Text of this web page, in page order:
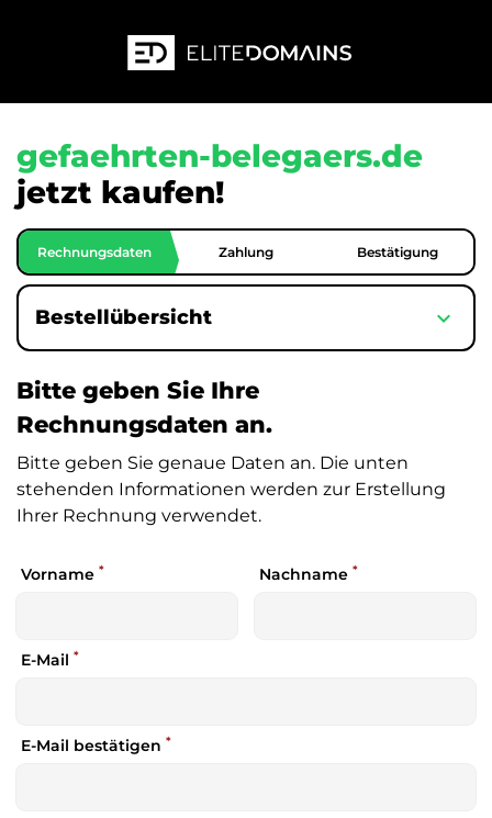
gefaehrten-belegaers.de
jetzt kaufen!
Rechnungsdaten Zahlung Bestätigung
Bestellübersicht expand_more
Bitte geben Sie Ihre
Rechnungsdaten an.
Bitte geben Sie genaue Daten an. Die unten
stehenden Informationen werden zur Erstellung
Ihrer Rechnung verwendet.
Vorname * Nachname *
E-Mail *
E-Mail bestätigen *